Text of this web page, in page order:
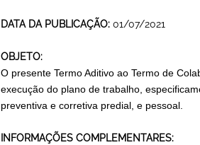
DATA DA PUBLICAÇÃO: 01/07/2021
OBJETO:
O presente Termo Aditivo ao Termo de
execução do plano de trabalho,
preventiva e corretiva predial, e pessoal.
INFORMAÇÕES COMPLEMENTARES: